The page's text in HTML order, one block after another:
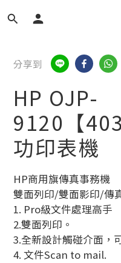
分享到
HP OJP-
9120【
功印表機
HP商用旗傳真事務機
雙面列印/雙面影印/傳
1. Pro級文件處理高手
2.雙面列印。
3.全新設計觸碰介面，
4. 文件Scan to mail.